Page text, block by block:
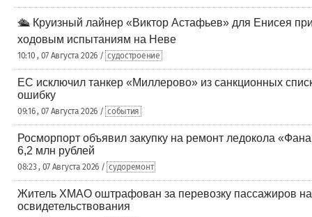
🛳️ Круизный лайнер «Виктор Астафьев» для Енисея
ходовым испытаниям на Неве
10:10 , 07 Августа 2026 / судостроение
ЕС исключил танкер «Миллерово» из санкционных
ошибку
09:16 , 07 Августа 2026 / события
Росморпорт объявил закупку на ремонт ледокола
6,2 млн рублей
08:23 , 07 Августа 2026 / судоремонт
Житель ХМАО оштрафован за перевозку пассажиров на
освидетельствования